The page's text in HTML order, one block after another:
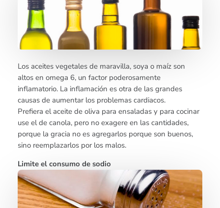
Los aceites vegetales de maravilla, soya o maíz son
altos en omega 6, un factor poderosamente
inflamatorio. La inflamación es otra de las grandes
causas de aumentar los problemas cardiacos.
Prefiera el aceite de oliva para ensaladas y para cocinar
use el de canola, pero no exagere en las cantidades,
porque la gracia no es agregarlos porque son buenos,
sino reemplazarlos por los malos.
Limite el consumo de sodio